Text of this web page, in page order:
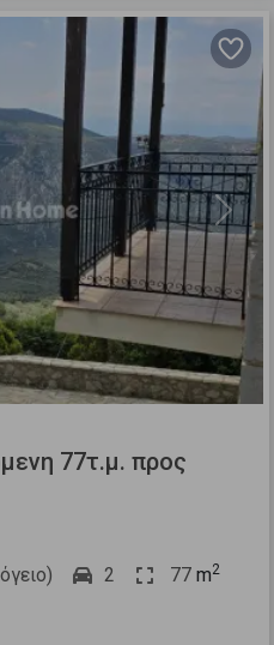
Next
77τ.μ. προς
2 77 m2